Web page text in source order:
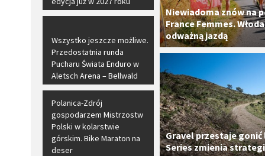
​Wszystko jeszcze możliwe.
Przedostatnia runda
Pucharu Świata Enduro w
Aletsch Arena – Bellwald
​Polanica-Zdrój
gospodarzem Mistrzostw
Polski w kolarstwie
górskim. Bike Maraton na
deser
​Niewiadoma znów na
France Femmes.
odważną jazdą
Gravel przestaje gonić
Series zmienia